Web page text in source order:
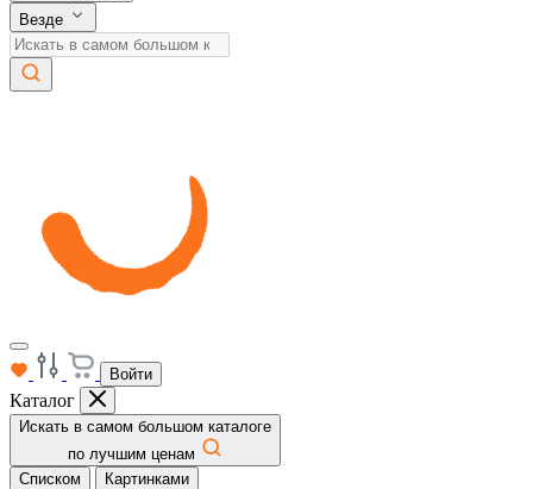
Везде
Войти
Каталог
Искать в самом большом каталоге
по лучшим ценам
Списком
Картинками